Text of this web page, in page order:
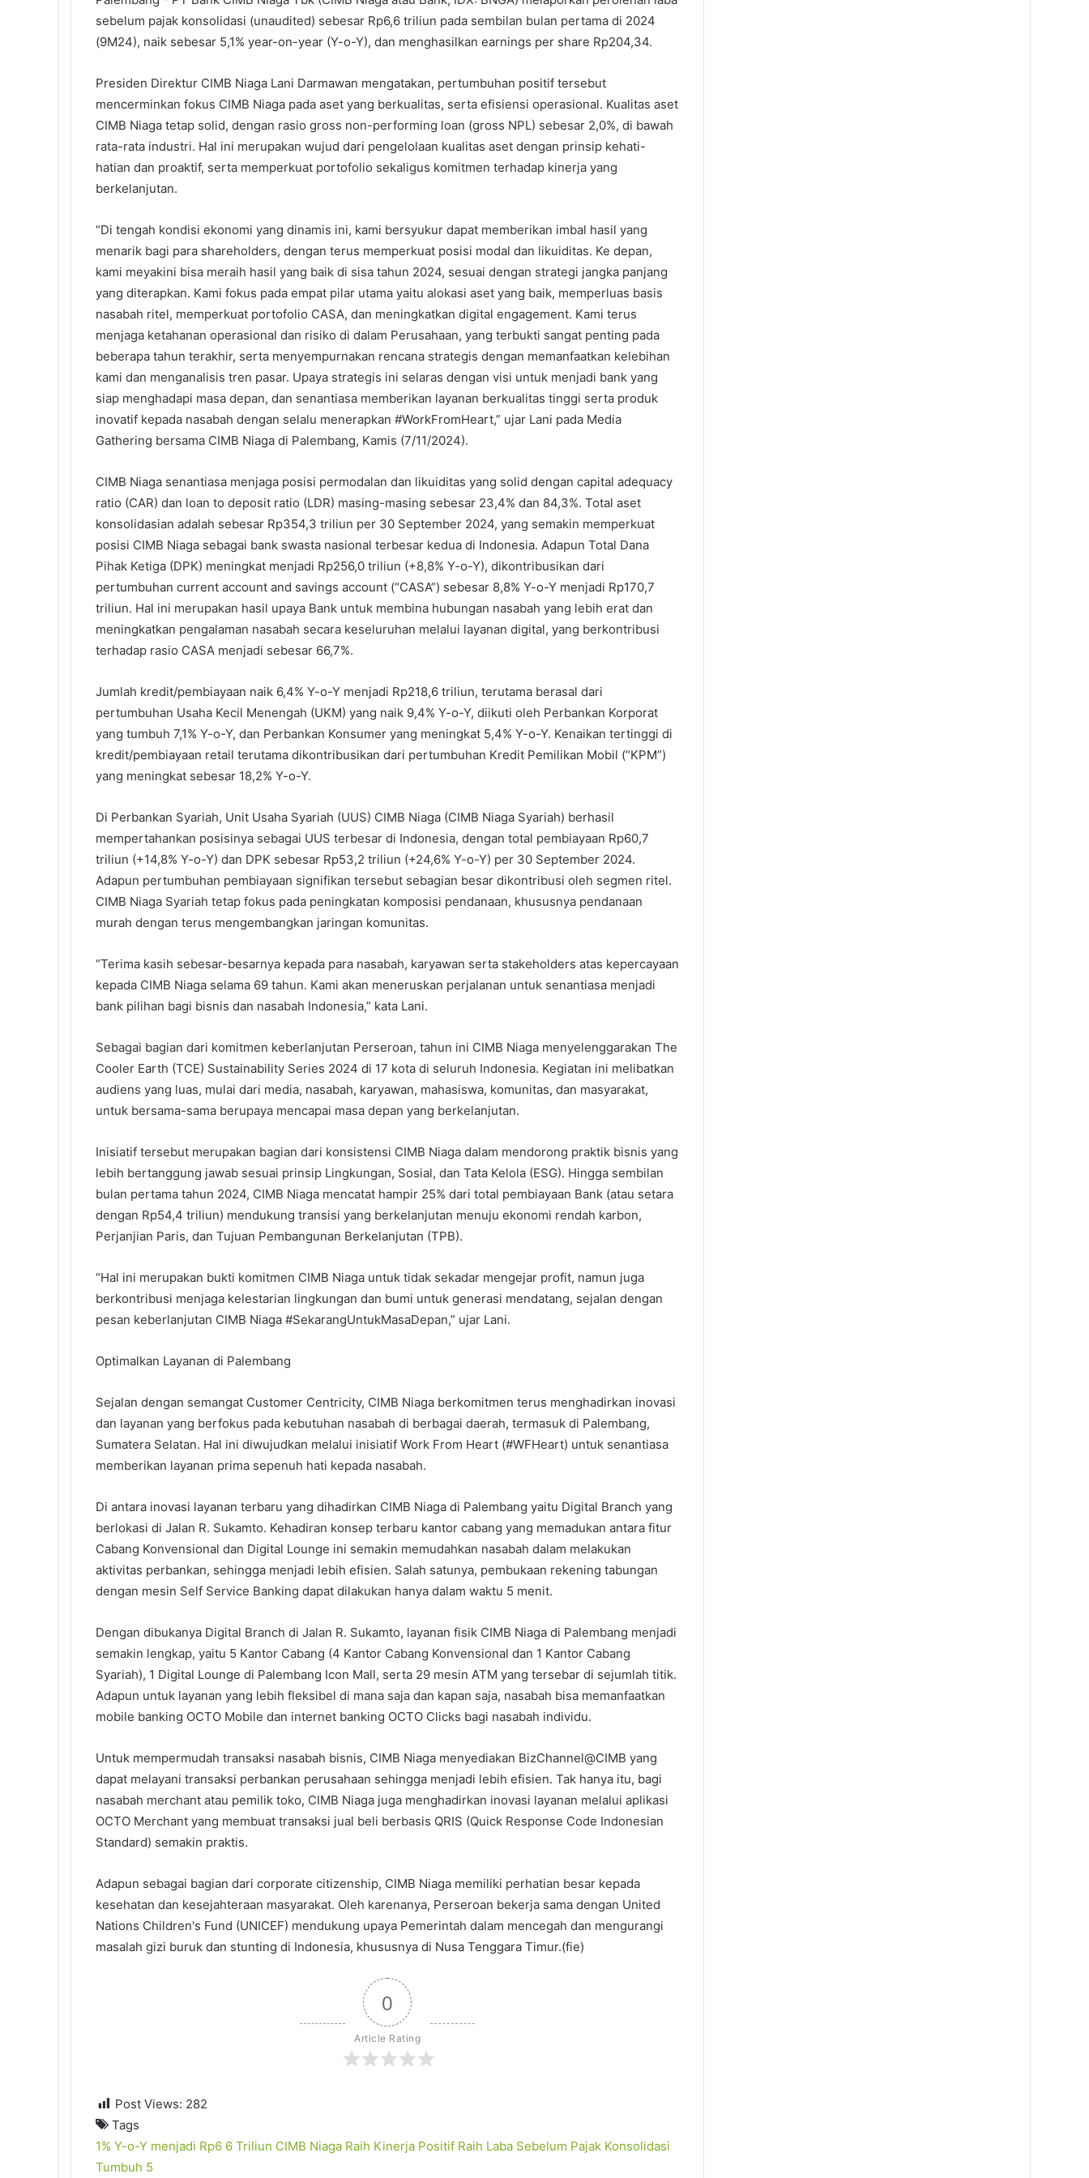
o
o
e
r
d
I
e
r
e
t
t
A
p
sebelum pajak konsolidasi (unaudited) sebesar Rp6,6 triliun pada sembilan bulan pertama di 2024
(9M24), naik sebesar 5,1% year-on-year (Y-o-Y), dan menghasilkan earnings per share Rp204,34.
Presiden Direktur CIMB Niaga Lani Darmawan mengatakan, pertumbuhan positif tersebut
mencerminkan fokus CIMB Niaga pada aset yang berkualitas, serta efisiensi operasional. Kualitas aset
CIMB Niaga tetap solid, dengan rasio gross non-performing loan (gross NPL) sebesar 2,0%, di bawah
rata-rata industri. Hal ini merupakan wujud dari pengelolaan kualitas aset dengan prinsip kehati-
hatian dan proaktif, serta memperkuat portofolio sekaligus komitmen terhadap kinerja yang
berkelanjutan.
“Di tengah kondisi ekonomi yang dinamis ini, kami bersyukur dapat memberikan imbal hasil yang
menarik bagi para shareholders, dengan terus memperkuat posisi modal dan likuiditas. Ke depan,
kami meyakini bisa meraih hasil yang baik di sisa tahun 2024, sesuai dengan strategi jangka panjang
yang diterapkan. Kami fokus pada empat pilar utama yaitu alokasi aset yang baik, memperluas basis
nasabah ritel, memperkuat portofolio CASA, dan meningkatkan digital engagement. Kami terus
menjaga ketahanan operasional dan risiko di dalam Perusahaan, yang terbukti sangat penting pada
beberapa tahun terakhir, serta menyempurnakan rencana strategis dengan memanfaatkan kelebihan
kami dan menganalisis tren pasar. Upaya strategis ini selaras dengan visi untuk menjadi bank yang
siap menghadapi masa depan, dan senantiasa memberikan layanan berkualitas tinggi serta produk
inovatif kepada nasabah dengan selalu menerapkan #WorkFromHeart,” ujar Lani pada Media
Gathering bersama CIMB Niaga di Palembang, Kamis (7/11/2024).
CIMB Niaga senantiasa menjaga posisi permodalan dan likuiditas yang solid dengan capital adequacy
ratio (CAR) dan loan to deposit ratio (LDR) masing-masing sebesar 23,4% dan 84,3%. Total aset
konsolidasian adalah sebesar Rp354,3 triliun per 30 September 2024, yang semakin memperkuat
posisi CIMB Niaga sebagai bank swasta nasional terbesar kedua di Indonesia. Adapun Total Dana
Pihak Ketiga (DPK) meningkat menjadi Rp256,0 triliun (+8,8% Y-o-Y), dikontribusikan dari
pertumbuhan current account and savings account (“CASA”) sebesar 8,8% Y-o-Y menjadi Rp170,7
triliun. Hal ini merupakan hasil upaya Bank untuk membina hubungan nasabah yang lebih erat dan
meningkatkan pengalaman nasabah secara keseluruhan melalui layanan digital, yang berkontribusi
terhadap rasio CASA menjadi sebesar 66,7%.
Jumlah kredit/pembiayaan naik 6,4% Y-o-Y menjadi Rp218,6 triliun, terutama berasal dari
pertumbuhan Usaha Kecil Menengah (UKM) yang naik 9,4% Y-o-Y, diikuti oleh Perbankan Korporat
yang tumbuh 7,1% Y-o-Y, dan Perbankan Konsumer yang meningkat 5,4% Y-o-Y. Kenaikan tertinggi di
kredit/pembiayaan retail terutama dikontribusikan dari pertumbuhan Kredit Pemilikan Mobil (“KPM”)
yang meningkat sebesar 18,2% Y-o-Y.
Di Perbankan Syariah, Unit Usaha Syariah (UUS) CIMB Niaga (CIMB Niaga Syariah) berhasil
mempertahankan posisinya sebagai UUS terbesar di Indonesia, dengan total pembiayaan Rp60,7
triliun (+14,8% Y-o-Y) dan DPK sebesar Rp53,2 triliun (+24,6% Y-o-Y) per 30 September 2024.
Adapun pertumbuhan pembiayaan signifikan tersebut sebagian besar dikontribusi oleh segmen ritel.
CIMB Niaga Syariah tetap fokus pada peningkatan komposisi pendanaan, khususnya pendanaan
murah dengan terus mengembangkan jaringan komunitas.
“Terima kasih sebesar-besarnya kepada para nasabah, karyawan serta stakeholders atas kepercayaan
kepada CIMB Niaga selama 69 tahun. Kami akan meneruskan perjalanan untuk senantiasa menjadi
bank pilihan bagi bisnis dan nasabah Indonesia,” kata Lani.
Sebagai bagian dari komitmen keberlanjutan Perseroan, tahun ini CIMB Niaga menyelenggarakan The
Cooler Earth (TCE) Sustainability Series 2024 di 17 kota di seluruh Indonesia. Kegiatan ini melibatkan
audiens yang luas, mulai dari media, nasabah, karyawan, mahasiswa, komunitas, dan masyarakat,
untuk bersama-sama berupaya mencapai masa depan yang berkelanjutan.
Inisiatif tersebut merupakan bagian dari konsistensi CIMB Niaga dalam mendorong praktik bisnis yang
lebih bertanggung jawab sesuai prinsip Lingkungan, Sosial, dan Tata Kelola (ESG). Hingga sembilan
bulan pertama tahun 2024, CIMB Niaga mencatat hampir 25% dari total pembiayaan Bank (atau setara
dengan Rp54,4 triliun) mendukung transisi yang berkelanjutan menuju ekonomi rendah karbon,
Perjanjian Paris, dan Tujuan Pembangunan Berkelanjutan (TPB).
“Hal ini merupakan bukti komitmen CIMB Niaga untuk tidak sekadar mengejar profit, namun juga
berkontribusi menjaga kelestarian lingkungan dan bumi untuk generasi mendatang, sejalan dengan
pesan keberlanjutan CIMB Niaga #SekarangUntukMasaDepan,” ujar Lani.
Optimalkan Layanan di Palembang
Sejalan dengan semangat Customer Centricity, CIMB Niaga berkomitmen terus menghadirkan inovasi
dan layanan yang berfokus pada kebutuhan nasabah di berbagai daerah, termasuk di Palembang,
Sumatera Selatan. Hal ini diwujudkan melalui inisiatif Work From Heart (#WFHeart) untuk senantiasa
memberikan layanan prima sepenuh hati kepada nasabah.
Di antara inovasi layanan terbaru yang dihadirkan CIMB Niaga di Palembang yaitu Digital Branch yang
berlokasi di Jalan R. Sukamto. Kehadiran konsep terbaru kantor cabang yang memadukan antara fitur
Cabang Konvensional dan Digital Lounge ini semakin memudahkan nasabah dalam melakukan
aktivitas perbankan, sehingga menjadi lebih efisien. Salah satunya, pembukaan rekening tabungan
dengan mesin Self Service Banking dapat dilakukan hanya dalam waktu 5 menit.
Dengan dibukanya Digital Branch di Jalan R. Sukamto, layanan fisik CIMB Niaga di Palembang menjadi
semakin lengkap, yaitu 5 Kantor Cabang (4 Kantor Cabang Konvensional dan 1 Kantor Cabang
Syariah), 1 Digital Lounge di Palembang Icon Mall, serta 29 mesin ATM yang tersebar di sejumlah titik.
Adapun untuk layanan yang lebih fleksibel di mana saja dan kapan saja, nasabah bisa memanfaatkan
mobile banking OCTO Mobile dan internet banking OCTO Clicks bagi nasabah individu.
Untuk mempermudah transaksi nasabah bisnis, CIMB Niaga menyediakan BizChannel@CIMB yang
dapat melayani transaksi perbankan perusahaan sehingga menjadi lebih efisien. Tak hanya itu, bagi
nasabah merchant atau pemilik toko, CIMB Niaga juga menghadirkan inovasi layanan melalui aplikasi
OCTO Merchant yang membuat transaksi jual beli berbasis QRIS (Quick Response Code Indonesian
Standard) semakin praktis.
Adapun sebagai bagian dari corporate citizenship, CIMB Niaga memiliki perhatian besar kepada
kesehatan dan kesejahteraan masyarakat. Oleh karenanya, Perseroan bekerja sama dengan United
Nations Children's Fund (UNICEF) mendukung upaya Pemerintah dalam mencegah dan mengurangi
masalah gizi buruk dan stunting di Indonesia, khususnya di Nusa Tenggara Timur.(fie)
0
Article Rating
Post Views: 282
Tags
1% Y-o-Y menjadi Rp6 6 Triliun CIMB Niaga Raih Kinerja Positif Raih Laba Sebelum Pajak Konsolidasi
Tumbuh 5